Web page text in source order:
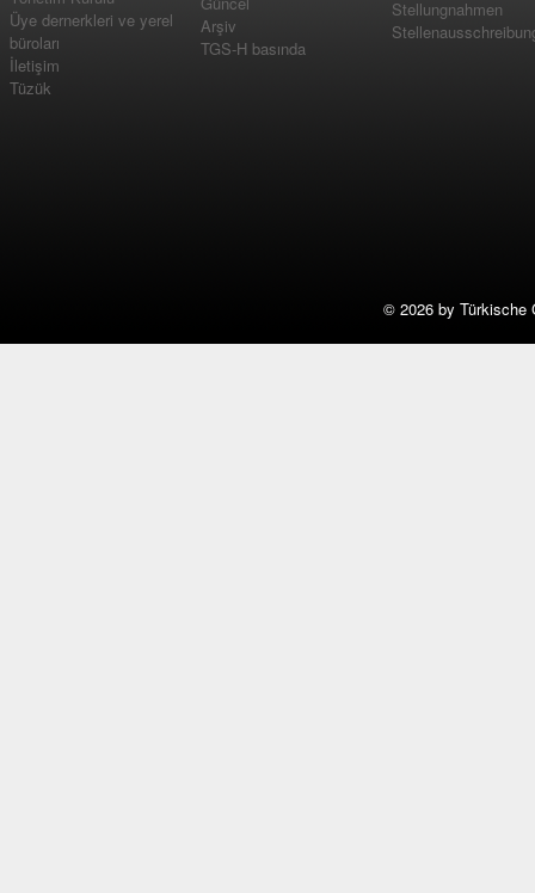
Üye dernerkleri ve yerel
büroları
İletişim
Tüzük
Arşiv
TGS-H basında
Stellungnahmen
© 2026 by Türkische